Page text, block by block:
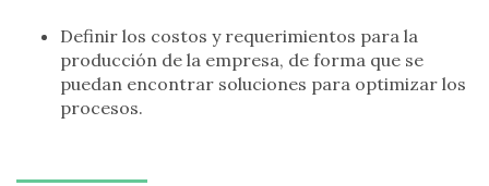
Definir los costos y requerimientos para la
producción de la empresa, de forma que se
puedan encontrar soluciones para optimizar los
procesos.